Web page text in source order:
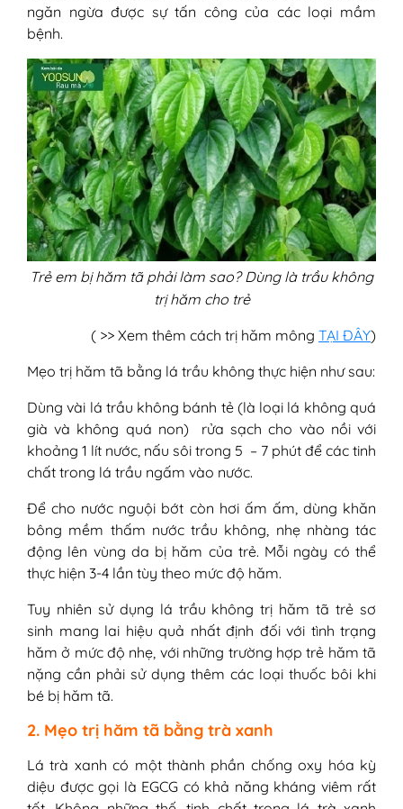
ngăn ngừa được sự tấn công của các loại mầm
bệnh.
Trẻ em bị hăm tã phải làm sao? Dùng là trầu không
trị hăm cho trẻ
( >> Xem thêm cách trị hăm mông TẠI ĐÂY)
Mẹo trị hăm tã bằng lá trầu không thực hiện như sau:
Dùng vài lá trầu không bánh tẻ (là loại lá không quá
già và không quá non) rửa sạch cho vào nồi với
khoảng 1 lít nước, nấu sôi trong 5 – 7 phút để các tinh
chất trong lá trầu ngấm vào nước.
Để cho nước nguội bớt còn hơi ấm ấm, dùng khăn
bông mềm thấm nước trầu không, nhẹ nhàng tác
động lên vùng da bị hăm của trẻ. Mỗi ngày có thể
thực hiện 3-4 lần tùy theo mức độ hăm.
Tuy nhiên sử dụng lá trầu không trị hăm tã trẻ sơ
sinh mang lai hiệu quả nhất định đối với tình trạng
hăm ở mức độ nhẹ, với những trường hợp trẻ hăm tã
nặng cần phải sử dụng thêm các loại thuốc bôi khi
bé bị hăm tã.
2. Mẹo trị hăm tã bằng trà xanh
Lá trà xanh có một thành phần chống oxy hóa kỳ
diệu được gọi là EGCG có khả năng kháng viêm rất